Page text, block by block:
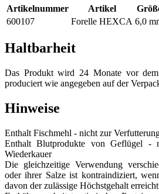
Artikelnummer Artikel
600107
Forelle HEXCA 6,0
Haltbarheit
Das Produkt wird 24 Monate vor dem
produciert wie angegeben auf der
Hinweise
Enthalt Fischmehl - nicht zur
Enthalt Blutprodukte von Geflügel -
Wiederkauer
Die gleichzeitige Verwendung
oder ihrer Salze ist kontraindiziert,
davon der zulässige Höchstgehalt